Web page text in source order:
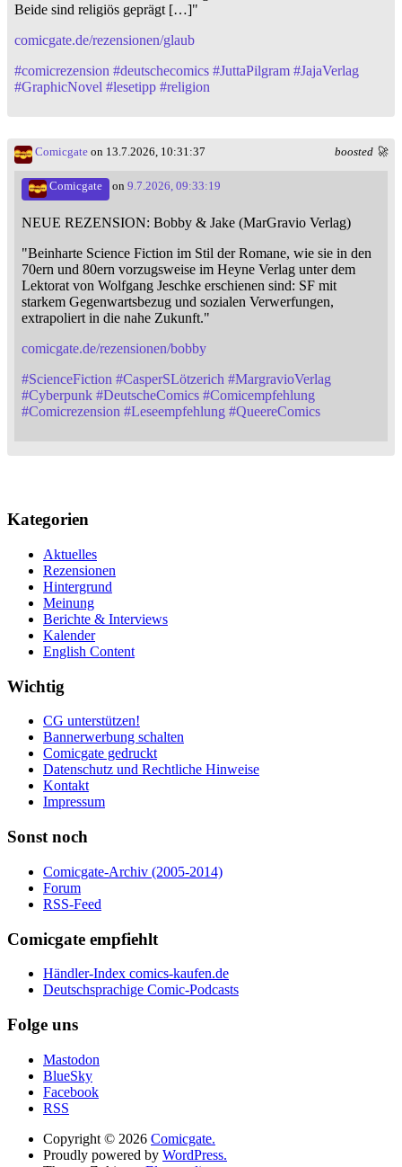
Beide sind religiös geprägt […]"
comicgate.de/rezensionen/glaub
#comicrezension #deutschecomics #JuttaPilgram #JajaVerlag
#GraphicNovel #lesetipp #religion
boosted 🚀
Comicgate on 13.7.2026, 10:31:37
Comicgate on 9.7.2026, 09:33:19
NEUE REZENSION: Bobby & Jake (MarGravio Verlag)
"Beinharte Science Fiction im Stil der Romane, wie sie in den
70ern und 80ern vorzugsweise im Heyne Verlag unter dem
Lektorat von Wolfgang Jeschke erschienen sind: SF mit
starkem Gegenwartsbezug und sozialen Verwerfungen,
extrapoliert in die nahe Zukunft."
comicgate.de/rezensionen/bobby
#ScienceFiction #CasperSLötzerich #MargravioVerlag
#Cyberpunk #DeutscheComics #Comicempfehlung
#Comicrezension #Leseempfehlung #QueereComics
Kategorien
Aktuelles
Rezensionen
Hintergrund
Meinung
Berichte & Interviews
Kalender
English Content
Wichtig
CG unterstützen!
Bannerwerbung schalten
Comicgate gedruckt
Datenschutz und Rechtliche Hinweise
Kontakt
Impressum
Sonst noch
Comicgate-Archiv (2005-2014)
Forum
RSS-Feed
Comicgate empfiehlt
Händler-Index comics-kaufen.de
Deutschsprachige Comic-Podcasts
Folge uns
Mastodon
BlueSky
Facebook
RSS
Copyright © 2026 Comicgate.
Proudly powered by WordPress.